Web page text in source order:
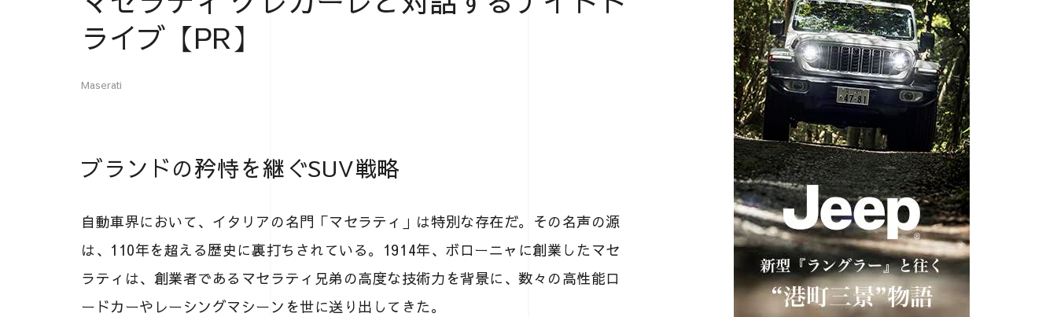
ライブ【PR】
Maserati
ブランドの矜恃を継ぐSUV戦略
自動車界において、イタリアの名門「マセラティ」は特別な存在だ。その名声の源
は、110年を超える歴史に裏打ちされている。1914年、ボローニャに創業したマセ
ラティは、創業者であるマセラティ兄弟の高度な技術力を背景に、数々の高性能ロ
ードカーやレーシングマシーンを世に送り出してきた。